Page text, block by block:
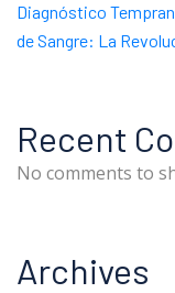
Diagnóstico
de Sangre: La
Recent
No comments to
Archives